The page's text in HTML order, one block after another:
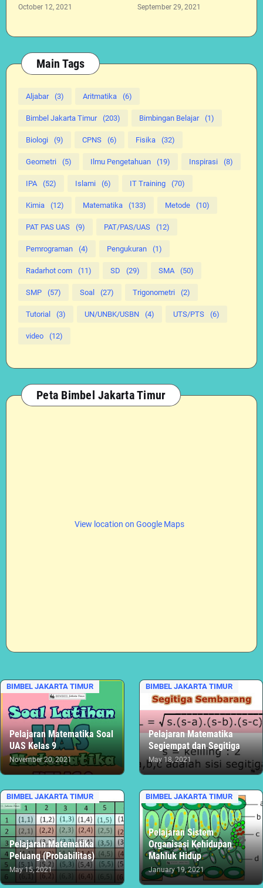
October 12, 2021 September 29, 2021
Main Tags
Aljabar (3) Aritmatika (6)
Bimbel Jakarta Timur (203) Bimbingan Belajar (1)
Biologi (9) CPNS (6) Fisika (32)
Geometri (5) Ilmu Pengetahuan (19) Inspirasi (8)
IPA (52) Islami (6) IT Training (70)
Kimia (12) Matematika (133) Metode (10)
PAT PAS UAS (9) PAT/PAS/UAS (12)
Pemrograman (4) Pengukuran (1)
Radarhot com (11) SD (29) SMA (50)
SMP (57) Soal (27) Trigonometri (2)
Tutorial (3) UN/UNBK/USBN (4) UTS/PTS (6)
video (12)
Peta Bimbel Jakarta Timur
View location on Google Maps
BIMBEL JAKARTA TIMUR
Pelajaran Matematika Soal
UAS Kelas 9
November 20, 2021
BIMBEL JAKARTA TIMUR
Pelajaran Matematika
Segiempat dan Segitiga
May 18, 2021
BIMBEL JAKARTA TIMUR
Pelajaran Matematika
Peluang (Probabilitas)
May 15, 2021
BIMBEL JAKARTA TIMUR
Pelajaran Sistem
Organisasi Kehidupan
Mahluk Hidup
January 19, 2021